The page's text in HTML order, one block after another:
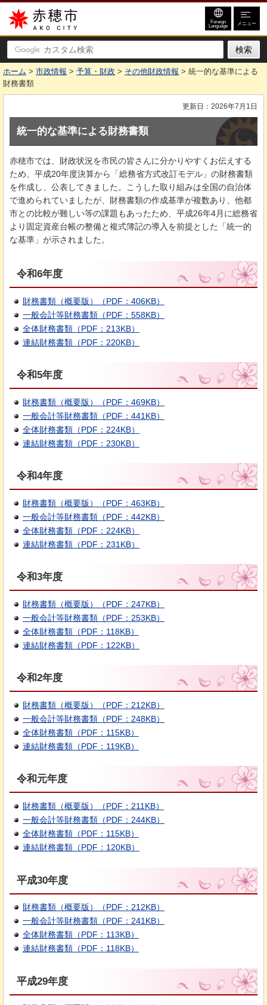
赤穂市
Foreign
Language メニュー
ホーム > 市政情報 > 予算・財政 > その他財政情報 > 統一的な基準による
財務書類
更新日：2026年7月1日
統一的な基準による財務書類
赤穂市では、財政状況を市民の皆さんに分かりやすくお伝えする
ため、平成20年度決算から「総務省方式改訂モデル」の財務書類
を作成し、公表してきました。こうした取り組みは全国の自治体
で進められていましたが、財務書類の作成基準が複数あり、他都
市との比較が難しい等の課題もあったため、平成26年4月に総務省
より固定資産台帳の整備と複式簿記の導入を前提とした「統一的
な基準」が示されました。
令和6年度
財務書類（概要版）（PDF：406KB）
一般会計等財務書類（PDF：558KB）
全体財務書類（PDF：213KB）
連結財務書類（PDF：220KB）
令和5年度
財務書類（概要版）（PDF：469KB）
一般会計等財務書類（PDF：441KB）
全体財務書類（PDF：224KB）
連結財務書類（PDF：230KB）
令和4年度
財務書類（概要版）（PDF：463KB）
一般会計等財務書類（PDF：442KB）
全体財務書類（PDF：224KB）
連結財務書類（PDF：231KB）
令和3年度
財務書類（概要版）（PDF：247KB）
一般会計等財務書類（PDF：253KB）
全体財務書類（PDF：118KB）
連結財務書類（PDF：122KB）
令和2年度
財務書類（概要版）（PDF：212KB）
一般会計等財務書類（PDF：248KB）
全体財務書類（PDF：115KB）
連結財務書類（PDF：119KB）
令和元年度
財務書類（概要版）（PDF：211KB）
一般会計等財務書類（PDF：244KB）
全体財務書類（PDF：115KB）
連結財務書類（PDF：120KB）
平成30年度
財務書類（概要版）（PDF：212KB）
一般会計等財務書類（PDF：241KB）
全体財務書類（PDF：113KB）
連結財務書類（PDF：118KB）
平成29年度